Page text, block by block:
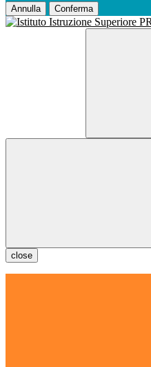
Annulla Conferma
close